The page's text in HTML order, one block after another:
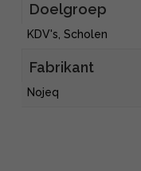
Doelgroep
KDV's, Scholen
Fabrikant
Nojeq